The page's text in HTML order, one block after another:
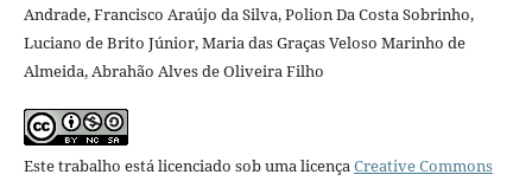
Andrade, Francisco Araújo da Silva, Polion Da Costa Sobrinho,
Luciano de Brito Júnior, Maria das Graças Veloso Marinho de
Almeida, Abrahão Alves de Oliveira Filho
Este trabalho está licenciado sob uma licençaCreative Commons